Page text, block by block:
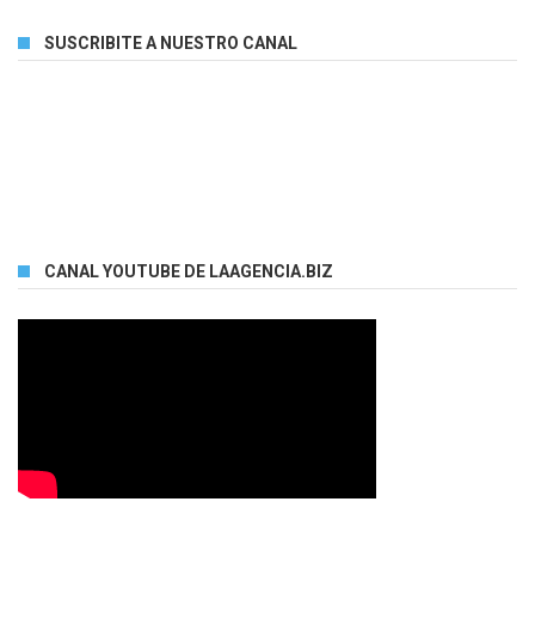
SUSCRIBITE A NUESTRO CANAL
CANAL YOUTUBE DE LAAGENCIA.BIZ